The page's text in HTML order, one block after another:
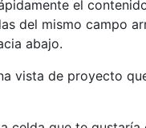
el
del mismo campo
abajo.
vista de proyecto